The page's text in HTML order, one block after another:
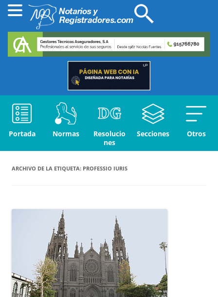
Portada Normas
Resolucio
nes
Secciones Otros
ARCHIVO DE LA ETIQUETA: PROFESSIO IURIS